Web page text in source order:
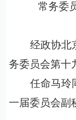
常务委
经政协北
务委员会第十
任命马玲
一届委员会副